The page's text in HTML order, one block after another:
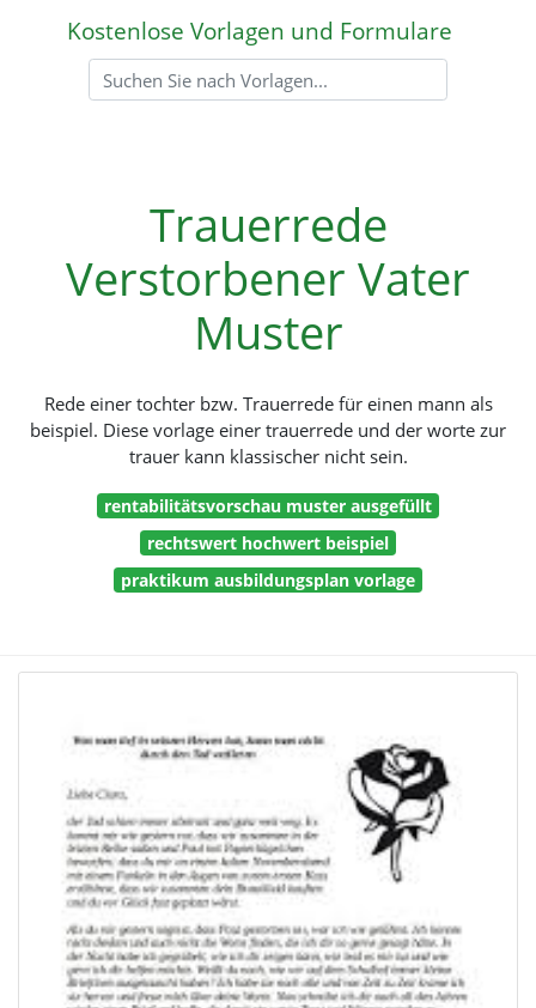
Kostenlose Vorlagen und Formulare
Trauerrede
Verstorbener Vater
Muster
Rede einer tochter bzw. Trauerrede für einen mann als
beispiel. Diese vorlage einer trauerrede und der worte zur
trauer kann klassischer nicht sein.
rentabilitätsvorschau muster ausgefüllt
rechtswert hochwert beispiel
praktikum ausbildungsplan vorlage